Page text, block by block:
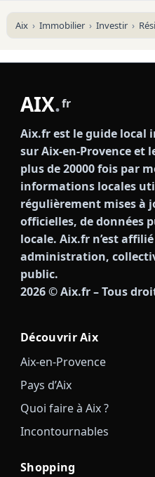
Aix Immobilier Investir
AIX.fr
Aix.fr est le guide local
sur Aix-en-Provence et
plus de 20000 fois par
informations locales
régulièrement mises à
officielles, de données
locale. Aix.fr n’est
administration,
public.
2026© Aix.fr – Tous
Découvrir Aix
Aix-en-Provence
Pays d’Aix
Quoi faire à Aix ?
Incontournables
Shopping